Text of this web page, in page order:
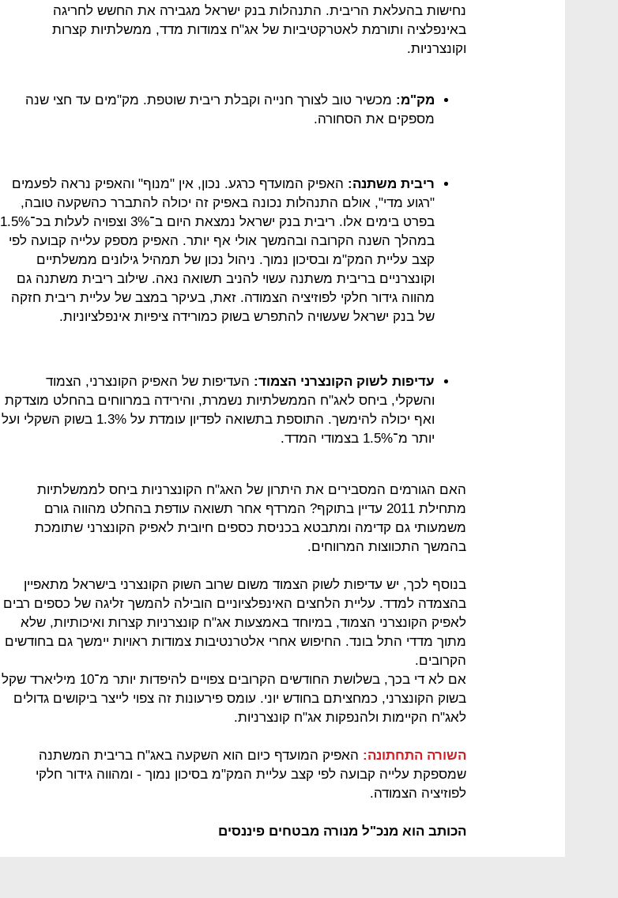
נחישות בהעלאת הריבית. התנהלות בנק ישראל מגבירה את החשש לחריגה
באינפלציה ותורמת לאטרקטיביות של אג"ח צמודות מדד, ממשלתיות קצרות
וקונצרניות.
מק"מ: מכשיר טוב לצורך חנייה וקבלת ריבית שוטפת. מק"מים עד חצי שנה
מספקים את הסחורה.
ריבית משתנה: האפיק המועדף כרגע. נכון, אין "מנוף" והאפיק נראה לפעמים
"רגוע מדי", אולם התנהלות נכונה באפיק זה יכולה להתברר כהשקעה טובה,
בפרט בימים אלו. ריבית בנק ישראל נמצאת היום ב־3% וצפויה לעלות בכ־1.5%
במהלך השנה הקרובה ובהמשך אולי אף יותר. האפיק מספק עלייה קבועה לפי
קצב עליית המק"מ ובסיכון נמוך. ניהול נכון של תמהיל גילונים ממשלתיים
וקונצרניים בריבית משתנה עשוי להניב תשואה נאה. שילוב ריבית משתנה גם
מהווה גידור חלקי לפוזיציה הצמודה. זאת, בעיקר במצב של עליית ריבית חזקה
של בנק ישראל שעשויה להתפרש בשוק כמורידה ציפיות אינפלציוניות.
עדיפות לשוק הקונצרני הצמוד: העדיפות של האפיק הקונצרני, הצמוד
והשקלי, ביחס לאג"ח הממשלתיות נשמרת, והירידה במרווחים בהחלט מוצדקת
ואף יכולה להימשך. התוספת בתשואה לפדיון עומדת על 1.3% בשוק השקלי ועל
יותר מ־1.5% בצמודי המדד.
האם הגורמים המסבירים את היתרון של האג"ח הקונצרניות ביחס לממשלתיות
מתחילת 2011 עדיין בתוקף? המרדף אחר תשואה עודפת בהחלט מהווה גורם
משמעותי גם קדימה ומתבטא בכניסת כספים חיובית לאפיק הקונצרני שתומכת
בהמשך התכווצות המרווחים.
בנוסף לכך, יש עדיפות לשוק הצמוד משום שרוב השוק הקונצרני בישראל מתאפיין
בהצמדה למדד. עליית הלחצים האינפלציוניים הובילה להמשך זליגה של כספים רבים
לאפיק הקונצרני הצמוד, במיוחד באמצעות אג"ח קונצרניות קצרות ואיכותיות, שלא
מתוך מדדי התל בונד. החיפוש אחרי אלטרנטיבות צמודות ראויות יימשך גם בחודשים
הקרובים.
אם לא די בכך, בשלושת החודשים הקרובים צפויים להיפדות יותר מ־10 מיליארד שקל
בשוק הקונצרני, כמחציתם בחודש יוני. עומס פירעונות זה צפוי לייצר ביקושים גדולים
לאג"ח הקיימות ולהנפקות אג"ח קונצרניות.
השורה התחתונה: האפיק המועדף כיום הוא השקעה באג"ח בריבית המשתנה
שמספקת עלייה קבועה לפי קצב עליית המק"מ בסיכון נמוך - ומהווה גידור חלקי
לפוזיציה הצמודה.
הכותב הוא מנכ"ל מנורה מבטחים פיננסים